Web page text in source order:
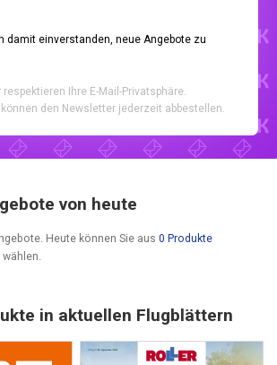
damit einverstanden, neue Angebote zu
respektieren Ihre E-Mail-Privatsphäre.
können den Newsletter jederzeit abbestellen.
von heute
Heute können Sie aus 0 Produkte
in aktuellen Flugblättern